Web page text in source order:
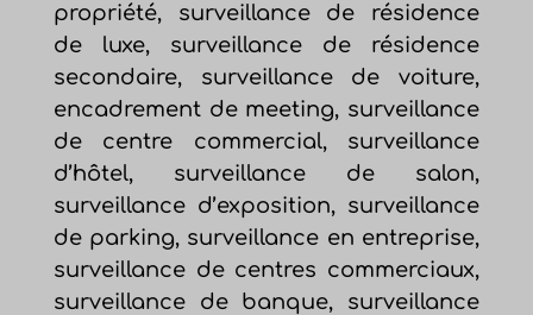
propriété, surveillance de résidence
de luxe, surveillance de résidence
secondaire, surveillance de voiture,
encadrement de meeting, surveillance
de centre commercial, surveillance
d’hôtel, surveillance de salon,
surveillance d’exposition, surveillance
de parking, surveillance en entreprise,
surveillance de centres commerciaux,
surveillance de banque, surveillance